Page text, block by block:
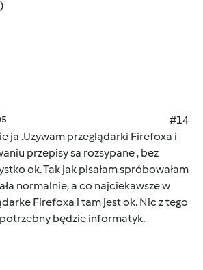
#14
ja .Uzywam przeglądarki Firefoxa i
przepisy sa rozsypane , bez
ok. Tak jak pisałam spróbowałam
normalnie, a co najciekawsze w
Firefoxa i tam jest ok. Nic z tego
będzie informatyk.